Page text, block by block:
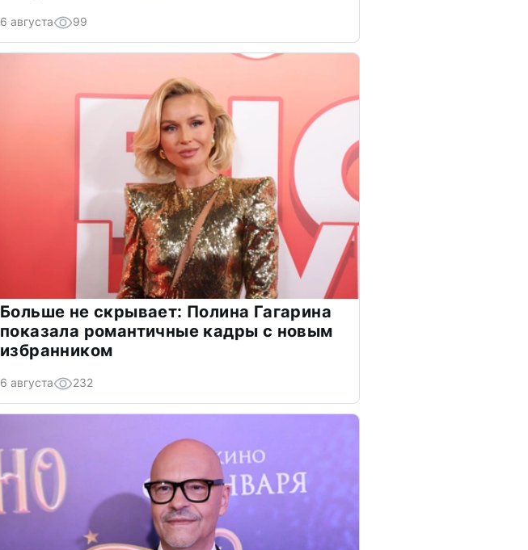
6 августа 99
Больше не скрывает: Полина Гагарина
показала романтичные кадры с новым
избранником
6 августа 232